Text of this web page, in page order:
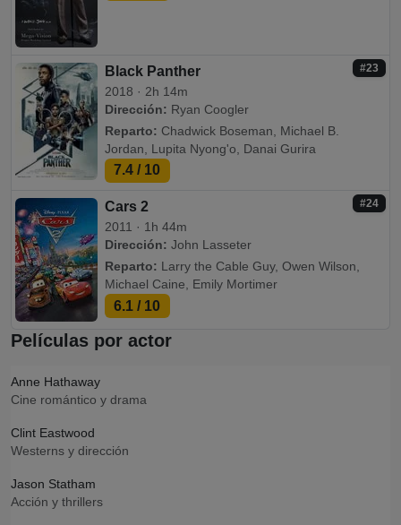
#23
Black Panther
2018 · 2h 14m
Dirección: Ryan Coogler
Reparto: Chadwick Boseman, Michael B.
Jordan, Lupita Nyong'o, Danai Gurira
7.4 / 10
#24
Cars 2
2011 · 1h 44m
Dirección: John Lasseter
Reparto: Larry the Cable Guy, Owen Wilson,
Michael Caine, Emily Mortimer
6.1 / 10
Películas por actor
Anne Hathaway
Cine romántico y drama
Clint Eastwood
Westerns y dirección
Jason Statham
Acción y thrillers